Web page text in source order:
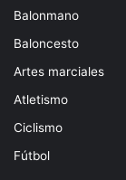
Balonmano
Baloncesto
Artes marciales
Atletismo
Ciclismo
Fútbol